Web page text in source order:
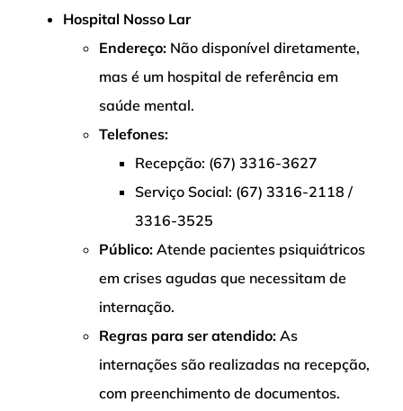
Hospital Nosso Lar
Endereço: Não disponível diretamente,
mas é um hospital de referência em
saúde mental.
Telefones:
Recepção: (67) 3316-3627
Serviço Social: (67) 3316-2118 /
3316-3525
Público: Atende pacientes psiquiátricos
em crises agudas que necessitam de
internação.
Regras para ser atendido: As
internações são realizadas na recepção,
com preenchimento de documentos.